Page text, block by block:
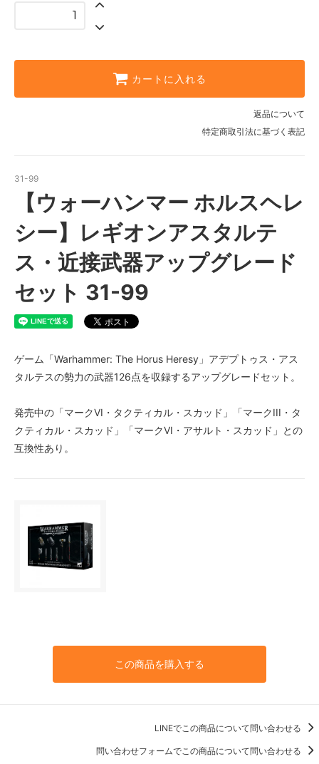
カートに入れる
返品について
特定商取引法に基づく表記
31-99
【ウォーハンマー ホルスヘレ
シー】レギオンアスタルテ
ス・近接武器アップグレード
セット 31-99
ゲーム「Warhammer: The Horus Heresy」アデプトゥス・アス
タルテスの勢力の武器126点を収録するアップグレードセット。
発売中の「マークVI・タクティカル・スカッド」「マークIII・タ
クティカル・スカッド」「マークVI・アサルト・スカッド」との
互換性あり。
この商品を購入する
LINEでこの商品について問い合わせる
問い合わせフォームでこの商品について問い合わせる